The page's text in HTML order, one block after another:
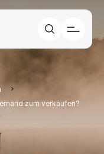
zum verkaufen?